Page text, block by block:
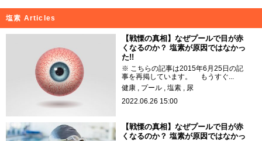
塩素 Articles
【戦慄の真相】なぜプールで目が赤
くなるのか？ 塩素が原因ではなかっ
た!!
※ こちらの記事は2015年6月25日の記
事を再掲しています。 もうすぐ...
健康
プール 塩素
尿
2022.06.26 15:00
【戦慄の真相】なぜプールで目が赤
くなるのか？ 塩素が原因ではなかっ